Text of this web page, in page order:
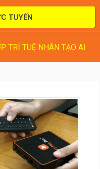
TUYẾN
TRÍ TUỆ NHÂN TẠO AI